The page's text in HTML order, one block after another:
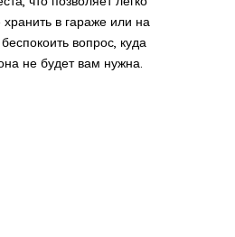
хранить в гараже или на
вопрос, куда
не будет вам нужна.